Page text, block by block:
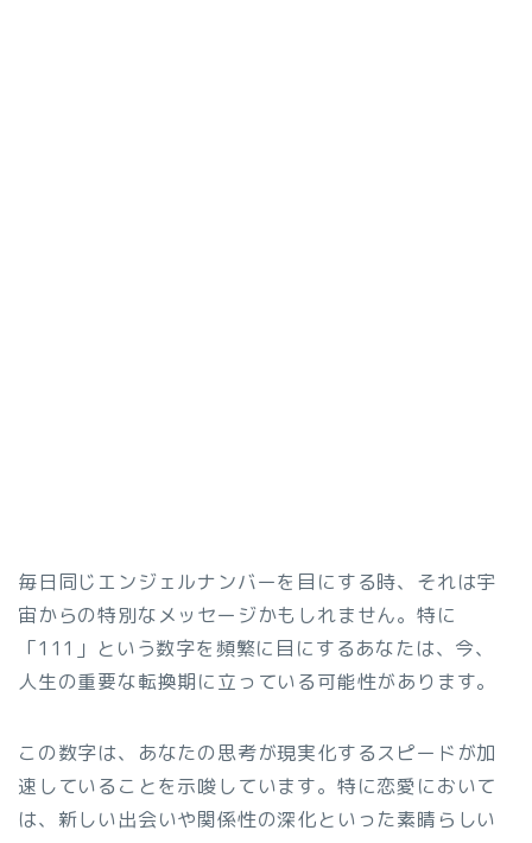
毎日同じエンジェルナンバーを目にする時、それは宇
宙からの特別なメッセージかもしれません。特に
「111」という数字を頻繁に目にするあなたは、今、
人生の重要な転換期に立っている可能性があります。
この数字は、あなたの思考が現実化するスピードが加
速していることを示唆しています。特に恋愛において
は、新しい出会いや関係性の深化といった素晴らしい